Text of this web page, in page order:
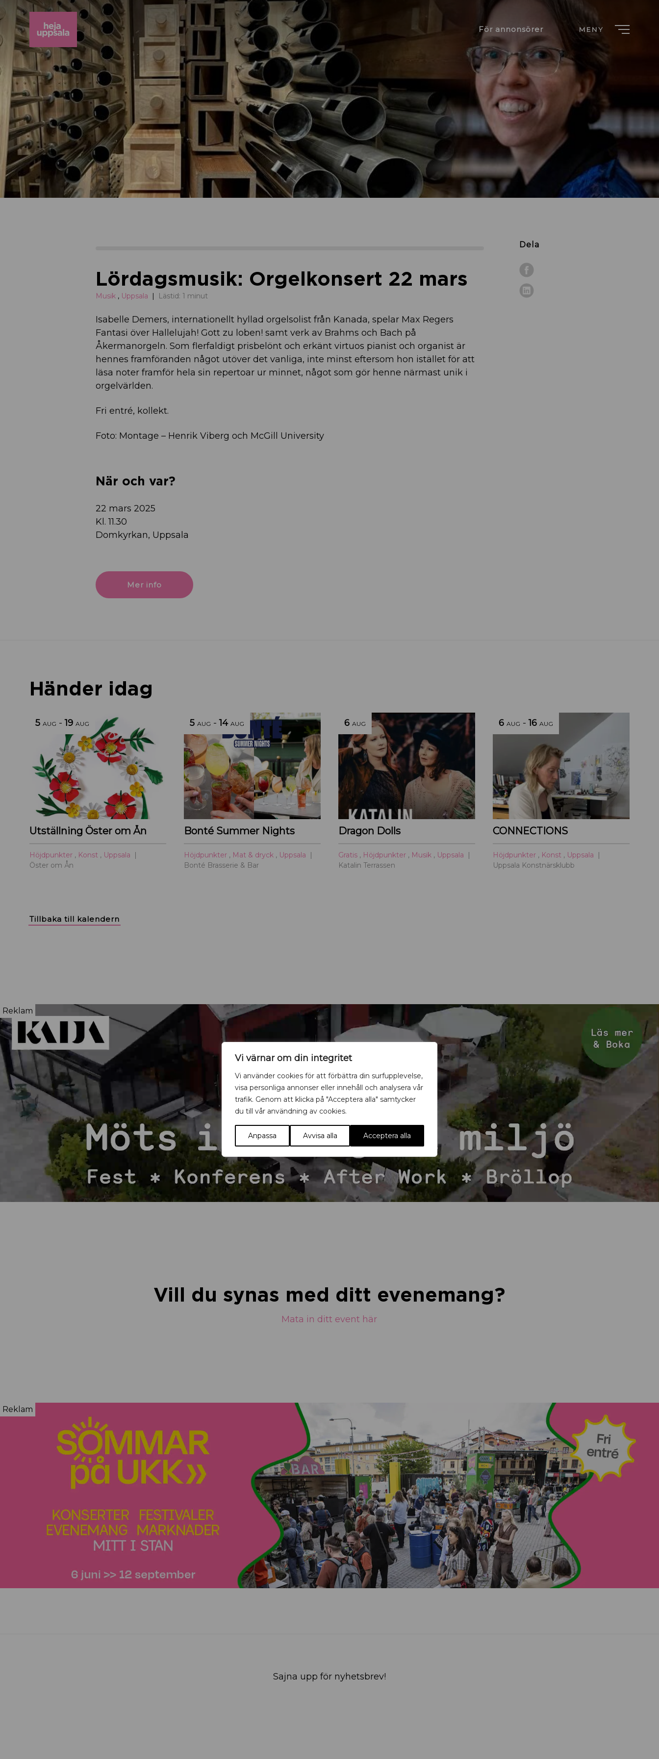
Vi värnar om din integritet
Vi använder cookies för att förbättra din surfupplevelse,
visa personliga annonser eller innehåll och analysera vår
trafik. Genom att klicka på "Acceptera alla" samtycker
du till vår användning av cookies.
Anpassa Avvisa alla Acceptera alla
För annonsörer MENY
Dela
Lördagsmusik: Orgelkonsert 22 mars
Musik , Uppsala Lästid: 1 minut
Isabelle Demers, internationellt hyllad orgelsolist från Kanada, spelar Max Regers
Fantasi över Hallelujah! Gott zu loben! samt verk av Brahms och Bach på
Åkermanorgeln. Som flerfaldigt prisbelönt och erkänt virtuos pianist och organist är
hennes framföranden något utöver det vanliga, inte minst eftersom hon istället för att
läsa noter framför hela sin repertoar ur minnet, något som gör henne närmast unik i
orgelvärlden.
Fri entré, kollekt.
Foto: Montage – Henrik Viberg och McGill University
När och var?
22 mars 2025
Kl. 11.30
Domkyrkan, Uppsala
Mer info
Händer idag
5 AUG -19 AUG
Utställning Öster om Ån
Höjdpunkter , Konst , Uppsala
Öster om Ån
5 AUG -14 AUG
Bonté Summer Nights
Höjdpunkter , Mat & dryck , Uppsala
Bonté Brasserie & Bar
6 AUG
Dragon Dolls
Gratis , Höjdpunkter , Musik , Uppsala
Katalin Terrassen
6 AUG -16 AUG
CONNECTIONS
Höjdpunkter , Konst , Uppsala
Uppsala Konstnärsklubb
Tillbaka till kalendern
Reklam
Vill du synas med ditt evenemang?
Mata in ditt event här
Reklam
Sajna upp för nyhetsbrev!